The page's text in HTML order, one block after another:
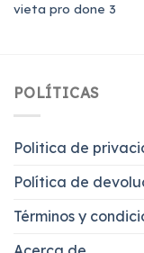
vieta pro done 3
POLÍTICAS
Politica de
Política de
Términos y